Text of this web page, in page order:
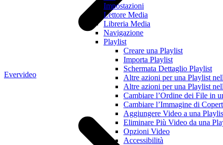
Impostazioni
Lettore Media
Libreria Media
Navigazione
Playlist
Creare una Playlist
Importa Playlist
Schermata Dettaglio Playlist
Altre azioni per una Playlist
Altre azioni per una Playlist
Cambiare l’Ordine dei File in
Cambiare l’Immagine di
Aggiungere Video a una
Eliminare Più Video da una
Opzioni Video
Accessibilità
Evervideo